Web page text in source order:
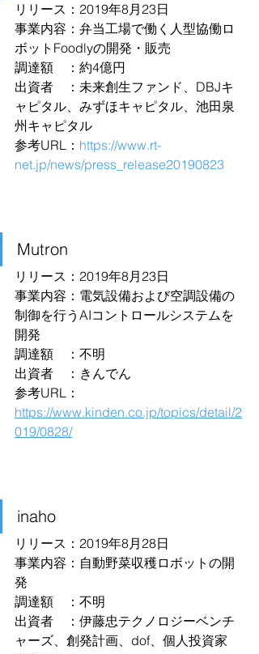
リリース：2019年8月23日
事業内容：弁当工場で働く人型協働ロ
ボットFoodlyの開発・販売
調達額　：約4億円
出資者　：未来創生ファンド、DBJキ
ャピタル、みずほキャピタル、池田泉
州キャピタル
参考URL： https://www.rt-
net.jp/news/press_release20190823
Mutron
リリース：2019年8月23日
事業内容：電気設備および空調設備の
制御を行うAIコントロールシステムを
開発
調達額　：不明
出資者　：きんでん
参考URL：
https://www.kinden.co.jp/topics/detail/2
019/0828/
inaho
リリース：2019年8月28日
事業内容：自動野菜収穫ロボットの開
発
調達額　：不明
出資者　：伊藤忠テクノロジーベンチ
ャーズ、創発計画、dof、個人投資家